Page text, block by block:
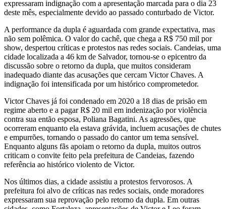
expressaram indignação com a apresentação marcada para o dia 23
deste mês, especialmente devido ao passado conturbado de Victor.
A performance da dupla é aguardada com grande expectativa, mas
não sem polêmica. O valor do cachê, que chega a R$ 750 mil por
show, despertou críticas e protestos nas redes sociais. Candeias, uma
cidade localizada a 46 km de Salvador, tornou-se o epicentro da
discussão sobre o retorno da dupla, que muitos consideram
inadequado diante das acusações que cercam Victor Chaves. A
indignação foi intensificada por um histórico comprometedor.
Victor Chaves já foi condenado em 2020 a 18 dias de prisão em
regime aberto e a pagar R$ 20 mil em indenização por violência
contra sua então esposa, Poliana Bagatini. As agressões, que
ocorreram enquanto ela estava grávida, incluem acusações de chutes
e empurrões, tornando o passado do cantor um tema sensível.
Enquanto alguns fãs apoiam o retorno da dupla, muitos outros
criticam o convite feito pela prefeitura de Candeias, fazendo
referência ao histórico violento de Victor.
Nos últimos dias, a cidade assistiu a protestos fervorosos. A
prefeitura foi alvo de críticas nas redes sociais, onde moradores
expressaram sua reprovação pelo retorno da dupla. Em outras